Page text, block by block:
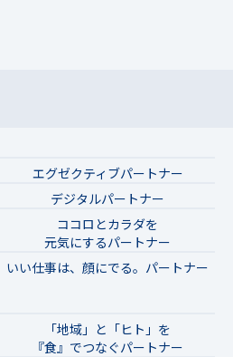
エグゼクティブパートナー
デジタルパートナー
ココロとカラダを
元気にするパートナー
いい仕事は、顔にでる。パートナー
「地域」と「ヒト」を
『食』でつなぐパートナー